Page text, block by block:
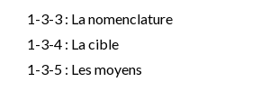
1-3-3 : La nomenclature
1-3-4 : La cible
1-3-5 : Les moyens